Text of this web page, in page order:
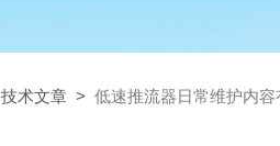
技术文章 > 低速推流器日常维护内容